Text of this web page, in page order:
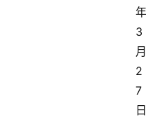
年
3
月
2
7
日